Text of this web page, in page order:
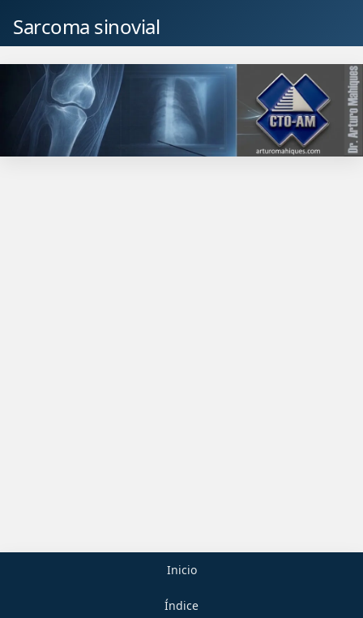
Sarcoma sinovial
Inicio
Índice